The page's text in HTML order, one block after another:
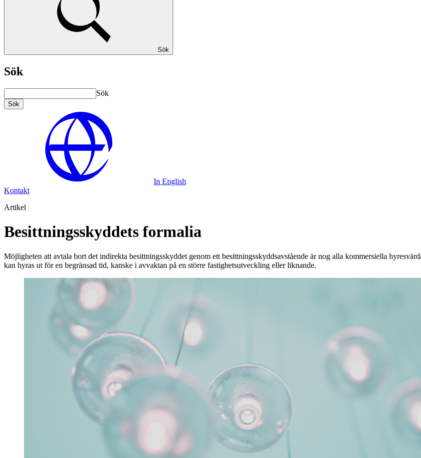
Sök
Sök
Sök
Sök
In English
Kontakt
Artikel
Besittningsskyddets formalia
Möjligheten att avtala bort det indirekta besittningsskyddet genom ett besittningsskyddsavstående är nog alla kommersiella
kan hyras ut för en begränsad tid, kanske i avvaktan på en större fastighetsutveckling eller liknande.